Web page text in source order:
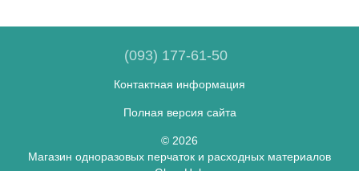
(093) 177-61-50
Контактная информация
Полная версия сайта
© 2026
Магазин одноразовых перчаток и расходных материалов